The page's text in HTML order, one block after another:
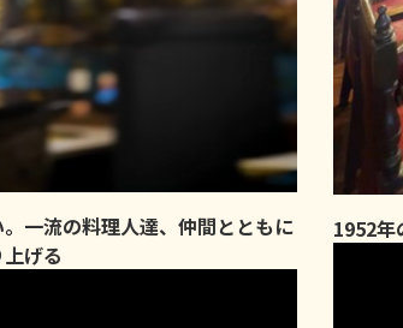
一流の料理人達、仲間とともに
げる
1952年